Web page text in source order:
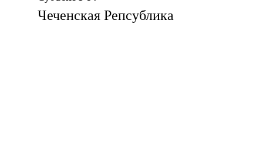
Чеченская Репсублика